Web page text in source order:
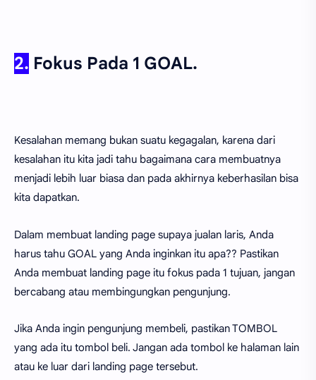
2. Fokus Pada 1 GOAL.
Kesalahan memang bukan suatu kegagalan, karena dari
kesalahan itu kita jadi tahu bagaimana cara membuatnya
menjadi lebih luar biasa dan pada akhirnya keberhasilan bisa
kita dapatkan.
Dalam membuat landing page supaya jualan laris, Anda
harus tahu GOAL yang Anda inginkan itu apa?? Pastikan
Anda membuat landing page itu fokus pada 1 tujuan, jangan
bercabang atau membingungkan pengunjung.
Jika Anda ingin pengunjung membeli, pastikan TOMBOL
yang ada itu tombol beli. Jangan ada tombol ke halaman lain
atau ke luar dari landing page tersebut.